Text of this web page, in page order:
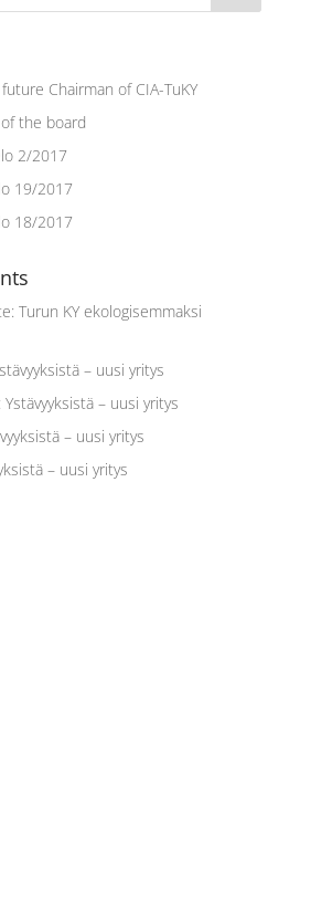
Chairman of CIA-TuKY
the board
2/2017
19/2017
18/2017
Turun KY ekologisemmaksi
– uusi yritys
Ystävyyksistä – uusi yritys
– uusi yritys
– uusi yritys